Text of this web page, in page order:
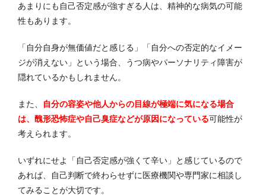
あまりにも自己否定感が強すぎる人は、精神的な病気の可能
性もあります。
「自分自身が無価値だと感じる」「自分への否定的なイメー
ジが消えない」という場合、うつ病やパーソナリティ障害が
隠れているかもしれません。
また、
自分の容姿や他人からの目線が極端に気になる場合
は、醜形恐怖症や自己臭症などが原因になっている可能性が
考えられます。
いずれにせよ「自己否定感が強くて辛い」と感じているので
あれば、自己判断で終わらせずに医療機関や専門家に相談し
てみることが大切です。